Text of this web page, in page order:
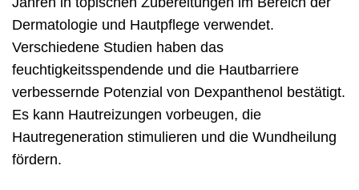
Dermatologie und Hautpflege verwendet.
Verschiedene Studien haben das
feuchtigkeitsspendende und die Hautbarriere
verbessernde Potenzial von Dexpanthenol bestätigt.
Es kann Hautreizungen vorbeugen, die
Hautregeneration stimulieren und die Wundheilung
fördern.